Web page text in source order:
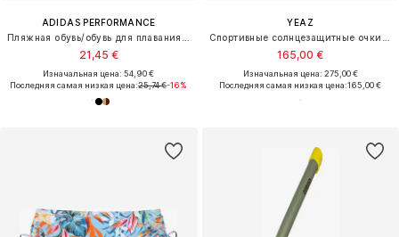
ADIDAS PERFORMANCE
21,45 €
Изначальная цена: 54,90 €
Последняя самая низкая цена:25,74 €-16%
YEAZ
165,00 €
Изначальная цена: 275,00 €
Последняя самая низкая цена:165,00 €